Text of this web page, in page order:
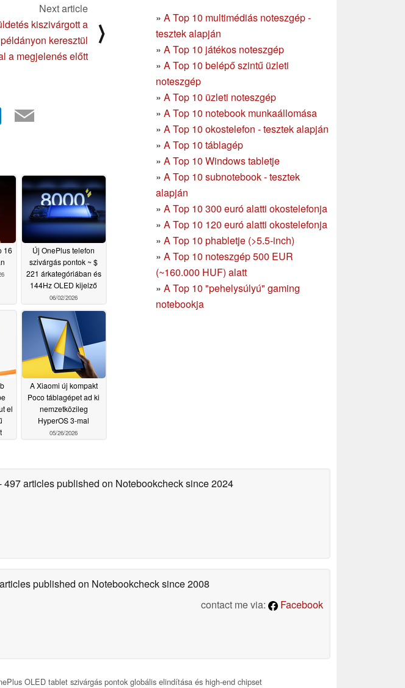
» A Top 10 multimédiás noteszgép -
tesztek alapján
» A Top 10 játékos noteszgép
» A Top 10 belépő szintű üzleti
noteszgép
» A Top 10 üzleti noteszgép
» A Top 10 notebook munkaállomása
» A Top 10 okostelefon - tesztek alapján
» A Top 10 táblagép
» A Top 10 Windows tabletje
» A Top 10 subnotebook - tesztek
alapján
» A Top 10 300 euró alatti okostelefonja
» A Top 10 120 euró alatti okostelefonja
» A Top 10 phabletje (>5.5-inch)
» A Top 10 noteszgép 500 EUR
(~160.000 HUF) alatt
» A Top 10 "pehelysúlyú" gaming
notebookja
Next article
kiszivárgott a
keresztül
a megjelenés előtt
⟩
16
Új OnePlus telefon
szivárgás pontok ~ $
221 árkategóriában és
144Hz OLED kijelző
06/02/2026
el
A Xiaomi új kompakt
Poco táblagépet ad ki
nemzetközileg
HyperOS 3-mal
05/26/2026
497 articles published on Notebookchecksince 2024
published on Notebookchecksince 2008
contact me via:
Facebook
OLED tablet szivárgás pontok globális elindítása és high-end chipset